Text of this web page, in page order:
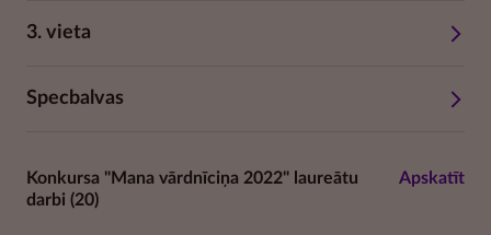
3. vieta
Specbalvas
Konkursa "Mana vārdnīciņa 2022" laureātu
darbi (20)
Apskatīt